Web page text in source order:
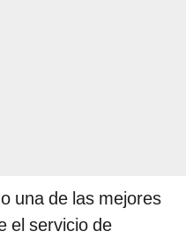
una de las mejores
el servicio de